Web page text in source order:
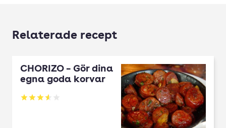
Relaterade recept
CHORIZO – Gör dina
egna goda korvar
Betyg: 3.57 av 5